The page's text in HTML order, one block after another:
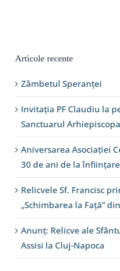
Articole recente
Zâmbetul Speranței
Invitația PF Claudiu la
Sanctuarul
Aniversarea Asociației
30 de ani de la
Relicvele Sf. Francisc
„Schimbarea la Față”
Anunț: Relicve ale
Assisi la Cluj-Napoca